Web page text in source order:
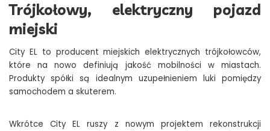
Trójkołowy, elektryczny pojazd
miejski
City EL to producent miejskich elektrycznych trójkołowców,
które na nowo definiują jakość mobilności w miastach.
Produkty spółki są idealnym uzupełnieniem luki pomiędzy
samochodem a skuterem.
Wkrótce City EL ruszy z nowym projektem rekonstrukcji